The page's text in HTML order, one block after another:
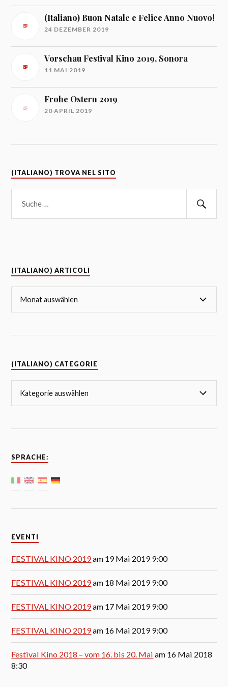
(Italiano) Buon Natale e Felice Anno Nuovo!
24 DEZEMBER 2019
Vorschau Festival Kino 2019, Sonora
11 MAI 2019
Frohe Ostern 2019
20 APRIL 2019
(ITALIANO) TROVA NEL SITO
(ITALIANO) ARTICOLI
(ITALIANO) CATEGORIE
SPRACHE:
EVENTI
FESTIVAL KINO 2019am 19 Mai 2019 9:00
FESTIVAL KINO 2019am 18 Mai 2019 9:00
FESTIVAL KINO 2019am 17 Mai 2019 9:00
FESTIVAL KINO 2019am 16 Mai 2019 9:00
Festival Kino 2018 – vom 16. bis 20. Mai am 16 Mai 2018
8:30